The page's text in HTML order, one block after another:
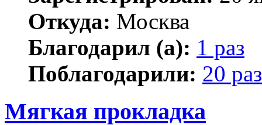
Откуда: Москва
Благодарил (а): 1 раз
Поблагодарили: 20 раз
Мягкая прокладка